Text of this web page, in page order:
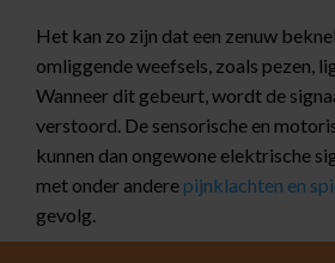
Het kan zo zijn dat een zenuw
omliggende weefsels, zoals pezen,
Wanneer dit gebeurt, wordt de
verstoord. De sensorische en
kunnen dan ongewone elektrische
met onder andere pijnklachten en
gevolg.